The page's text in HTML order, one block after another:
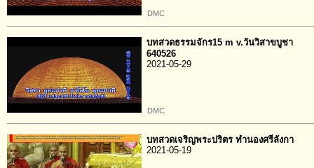
DMC
บทสวดธรรมจักร15 m v.วันวิสาขบูชา
640526
2021-05-29
DMC
บทสวดเจริญพระปริตร ทำนองศรีลังกา
2021-05-19